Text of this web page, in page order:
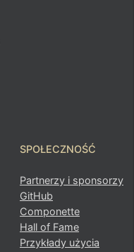
SPOŁECZNOŚĆ
Partnerzy i sponsorzy
GitHub
Componette
Hall of Fame
Przykłady użycia